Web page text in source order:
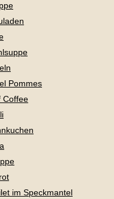
Pommes
Coffee
im Speckmantel